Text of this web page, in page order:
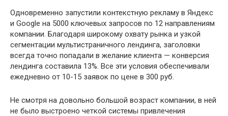
Одновременно запустили контекстную рекламу в Яндекс
и Googlе на 5000 ключевых запросов по 12 направлениям
компании. Благодаря широкому охвату рынка и узкой
сегментации мультистраничного лендинга, заголовки
всегда точно попадали в желание клиента — конверсия
лендинга составила 13%. Все эти условия обеспечивали
ежедневно от 10-15 заявок по цене в 300 руб.
Не смотря на довольно большой возраст компании, в ней
не было выстроено четкой системы привлечения